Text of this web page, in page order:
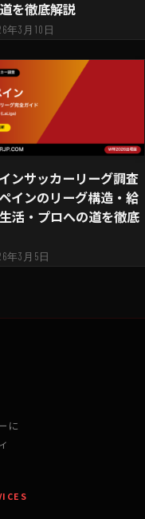
を徹底解説
年3月10日
ンサッカーリーグ調査
ペインのリーグ構造・給
活・プロへの道を徹底
年3月5日
に